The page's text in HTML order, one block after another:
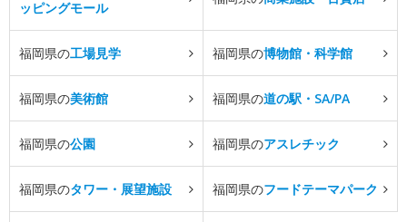
ッピングモール
福岡県の工場見学 福岡県の博物館・科学館
福岡県の美術館 福岡県の道の駅・SA/PA
福岡県の公園 福岡県のアスレチック
福岡県のタワー・展望施設 福岡県のフードテーマパーク